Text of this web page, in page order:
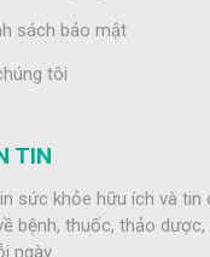
sách bảo mật
tôi
TIN
sức khỏe hữu ích và tin
bệnh, thuốc, thảo dược,
ngày.